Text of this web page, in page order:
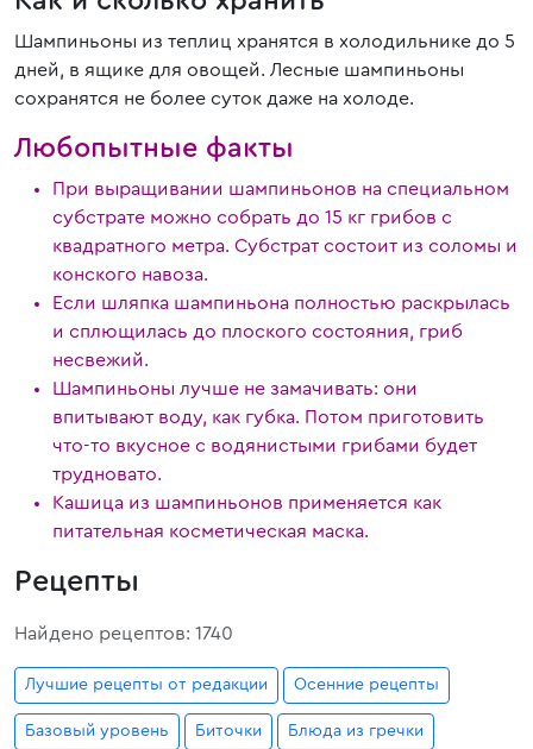
Шампиньоны из теплиц хранятся в холодильнике до 5
дней, в ящике для овощей. Лесные шампиньоны
сохранятся не более суток даже на холоде.
Любопытные факты
При выращивании шампиньонов на специальном
субстрате можно собрать до 15 кг грибов с
квадратного метра. Субстрат состоит из соломы и
конского навоза.
Если шляпка шампиньона полностью раскрылась
и сплющилась до плоского состояния, гриб
несвежий.
Шампиньоны лучше не замачивать: они
впитывают воду, как губка. Потом приготовить
что-то вкусное с водянистыми грибами будет
трудновато.
Кашица из шампиньонов применяется как
питательная косметическая маска.
Рецепты
Найдено рецептов: 1740
Лучшие рецепты от редакции Осенние рецепты
Базовый уровень Биточки Блюда из гречки